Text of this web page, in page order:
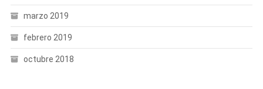
marzo 2019
febrero 2019
octubre 2018